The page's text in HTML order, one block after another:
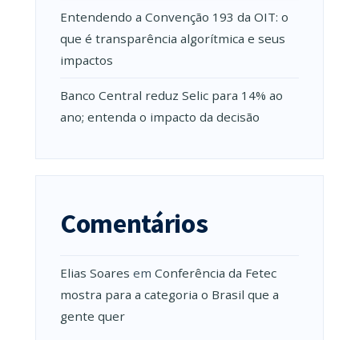
Entendendo a Convenção 193 da OIT: o
que é transparência algorítmica e seus
impactos
Banco Central reduz Selic para 14% ao
ano; entenda o impacto da decisão
Comentários
Elias Soares em Conferência da Fetec
mostra para a categoria o Brasil que a
gente quer